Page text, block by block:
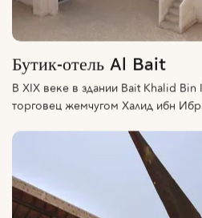
Бутик-отель Al Bait
В XIX веке в здании Bait Khalid
торговец жемчугом Халид ибн